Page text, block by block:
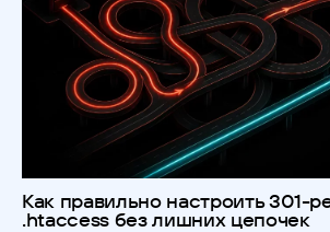
Как правильно настроить 301-
.htaccess без лишних цепочек